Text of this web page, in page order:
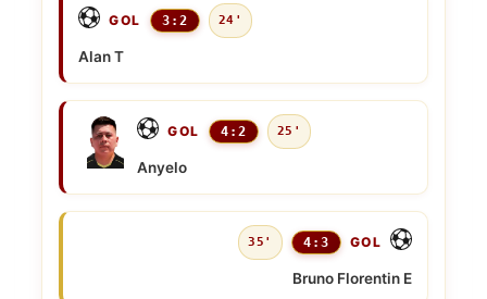
GOL 3:2 24'
Alan T
GOL 4:2 25'
Anyelo
35' 4:3 GOL
Bruno Florentin E